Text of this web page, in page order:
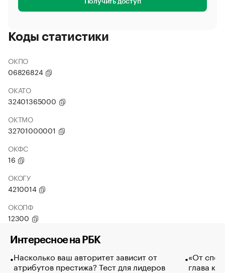
Получить доступ
Коды статистики
ОКПО
06826824
ОКАТО
32401365000
ОКТМО
32701000001
ОКФС
16
ОКОГУ
4210014
ОКОПФ
12300
Интересное на РБК
Насколько ваш авторитет зависит от
атрибутов престижа? Тест для лидеров
«От
глава